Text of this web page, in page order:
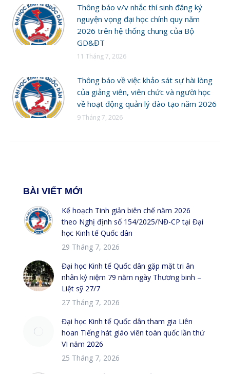
Thông báo v/v nhắc thí sinh đăng ký
nguyện vọng đại học chính quy năm
2026 trên hệ thống chung của Bộ
GD&ĐT
11 Tháng 7, 2026
Thông báo về việc khảo sát sự hài lòng
của giảng viên, viên chức và người học
về hoạt động quản lý đào tạo năm 2026
9 Tháng 7, 2026
BÀI VIẾT MỚI
Kế hoạch Tinh giản biên chế năm 2026
theo Nghị định số 154/2025/NĐ-CP tại Đại
học Kinh tế Quốc dân
29 Tháng 7, 2026
Đại học Kinh tế Quốc dân gặp mặt tri ân
nhân kỷ niệm 79 năm ngày Thương binh –
Liệt sỹ 27/7
27 Tháng 7, 2026
Đại học Kinh tế Quốc dân tham gia Liên
hoan Tiếng hát giáo viên toàn quốc lần thứ
VI năm 2026
25 Tháng 7, 2026